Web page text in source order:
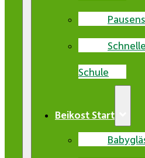
Schule
Beikost Start